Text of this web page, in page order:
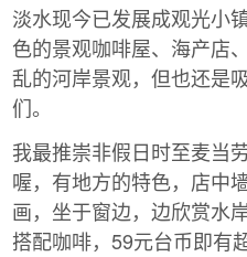
淡水现今已发展成观光小
色的景观咖啡屋、海产店
乱的河岸景观，但也还是
们。
我最推崇非假日时至麦当
喔，有地方的特色，店中
画，坐于窗边，边欣赏水
搭配咖啡，59元台币即有